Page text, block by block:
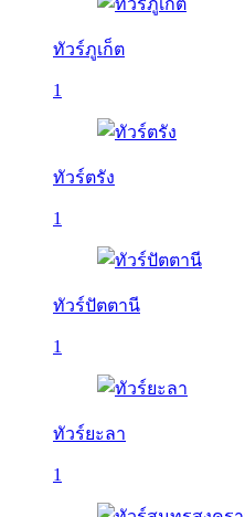
ทัวร์ภูเก็ต
1
ทัวร์ตรัง
1
ทัวร์ปัตตานี
1
ทัวร์ยะลา
1